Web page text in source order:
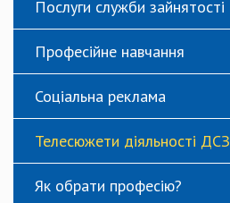
Послуги служби зайнятості
Професійне навчання
Соціальна реклама
Телесюжети діяльності ДСЗ
Як обрати професію?